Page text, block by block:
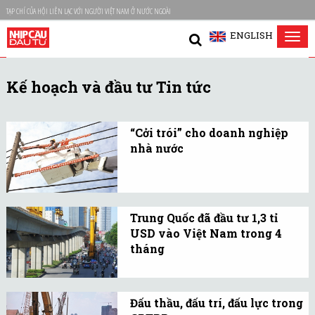
TẠP CHÍ CỦA HỘI LIÊN LẠC VỚI NGƯỜI VIỆT NAM Ở NƯỚC NGOÀI
ENGLISH
Kế hoạch và đầu tư Tin tức
“Cởi trói” cho doanh nghiệp
nhà nước
hoạt động tương xứng
với nguồn lực và vai trò
dẫn dắt nền kinh tế.
Trung Quốc đã đầu tư 1,3 tỉ
USD vào Việt Nam trong 4
tháng
Đầu tư, Trung Quốc đang
Đấu thầu, đấu trí, đấu lực trong